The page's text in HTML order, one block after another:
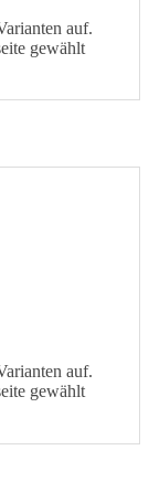
auf.
gewählt
auf.
gewählt